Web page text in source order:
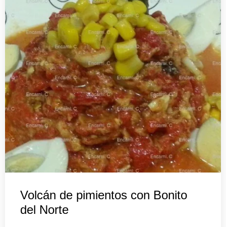
Volcán de pimientos con Bonito
del Norte